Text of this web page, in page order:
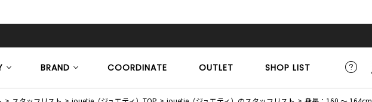
BRAND COORDINATE OUTLET SHOP LIST